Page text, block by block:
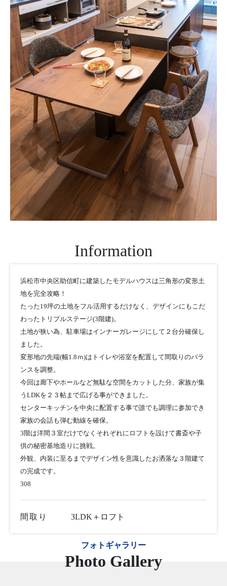
Information
浜松市中央区助信町に建築したモデルハウスは三角形の変形土
地を完全攻略！
たった19坪の土地をフル活用するだけなく、デザインにもこだ
わったトリプルステージ(3階建)。
土地が狭い為、駐車場はインナーガレージにして２台分確保し
ました。
変形地の先端(幅1.8ｍ)はトイレや浴室を配置して間取りのバラ
ンスを調整。
今回は廊下やホールなど無駄な空間をカットした分、家族が集
うLDKを２３帖まで広げる事ができました。
センターキッチンを中央に配置する事で誰でも調理に参加でき
家族の会話も弾む動線を確保。
3階は洋間３室だけでなくそれぞれにロフトを設けて書斎や子
供の秘密基地造りに挑戦。
外観、内装に至るまでデザイン性を意識したお洒落な３階建て
の完成です。
308
間取り 3LDK＋ロフト
フォトギャラリー
Photo Gallery
コラム
会社案内
ZEH
不動産情報(土地･分譲地･中古住宅)
サイトマップ